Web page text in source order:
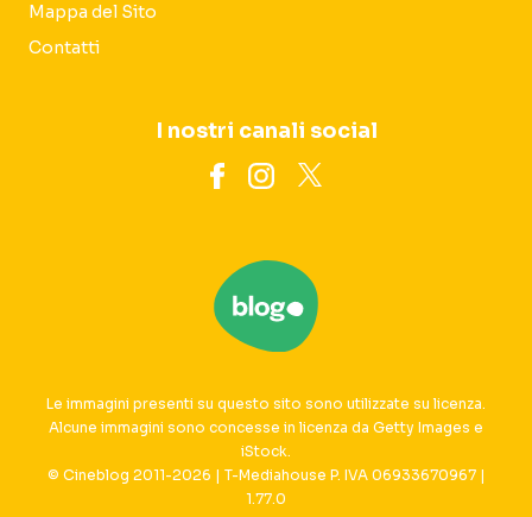
Mappa del Sito
Contatti
I nostri canali social
Le immagini presenti su questo sito sono utilizzate su licenza.
Alcune immagini sono concesse in licenza da Getty Images e
iStock.
© Cineblog 2011-2026 | T-Mediahouse P. IVA 06933670967 |
1.77.0